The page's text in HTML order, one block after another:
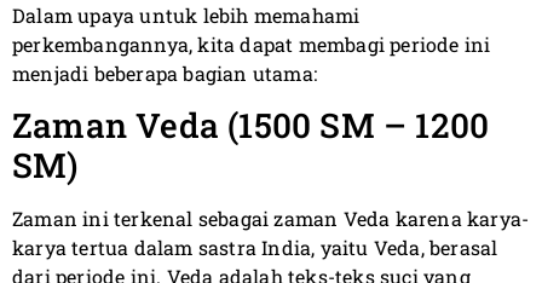
Dalam upaya untuk lebih memahami
perkembangannya, kita dapat membagi periode ini
menjadi beberapa bagian utama:
Zaman Veda (1500 SM – 1200
SM)
Zaman ini terkenal sebagai zaman Veda karena karya-
karya tertua dalam sastra India, yaitu Veda, berasal
dari periode ini. Veda adalah teks-teks suci yang